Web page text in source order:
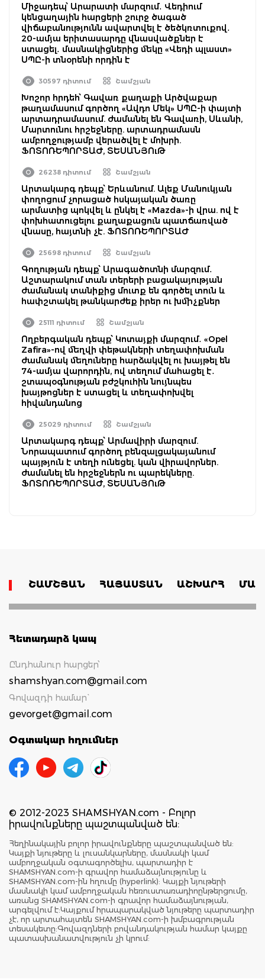
Միջադեպ՝ Արարատի մարզում․ Վեդիում
կենցաղային հարցերի շուրջ ծագած
վիճաբանությունն ավարտվել է ծեծկռտուքով․
20-ամյա երիտասարդը վնասվածքներ է
ստացել․ մասնակիցներից մեկը «Վեդի պլաստ»
ՍՊԸ-ի տնօրենի որդին է
30597 դիտում Շամշյան
Խոշոր հրդեհ՝ Գավառ քաղաքի Արծվաքար
թաղամասում գործող «Ավդո Մեկ» ՍՊԸ-ի փայտի
արտադրամասում. ժամանել են Գավառի, Սևանի,
Մարտունու հրշեջները. արտադրամասն
ամբողջությամբ վերածվել է մոխրի.
ՖՈՏՈՌԵՊՈՐՏԱԺ, ՏԵՍԱՆՅՈւԹ
26238 դիտում Շամշյան
Արտակարգ դեպք՝ Երևանում. Ալեք Մանուկյան
փողոցում չորացած հսկայական ծառը
արմատից պոկվել և ընկել է «Mazda»-ի վրա. ով է
փոխհատուցելու քաղաքացուն պատճառված
վնասը, հայտնի չէ. ՖՈՏՈՌԵՊՈՐՏԱԺ
25698 դիտում Շամշյան
Գողության դեպք՝ Արագածոտնի մարզում․
Աշտարակում տան տերերի բացակայության
ժամանակ տանիքից մուտք են գործել տուն և
հափշտակել թանկարժեք իրեր ու խմիչքներ
25111 դիտում Շամշյան
Ողբերգական դեպք՝ Կոտայքի մարզում․ «Opel
Zafira»-ով մեղվի փեթակների տեղափոխման
ժամանակ մեղուները հարձակվել ու խայթել են
74-ամյա վարորդին, ով տեղում մահացել է․
շտապօգնության բժշկուհին նույնպես
խայթոցներ է ստացել և տեղափոխվել
հիվանդանոց
25029 դիտում Շամշյան
Արտակարգ դեպք՝ Արմավիրի մարզում.
Նորապատում գործող բենզալցակայանում
պայթյուն է տեղի ունեցել. կան վիրավորներ.
ժամանել են հրշեջներն ու պարեկները.
ՖՈՏՈՌԵՊՈՐՏԱԺ, ՏԵՍԱՆՅՈւԹ
ՇԱՄՇՅԱՆ ՀԱՅԱՍՏԱՆ ԱՇԽԱՐՀ
Հետադարձ կապ
Ընդհանուր հարցեր՝
shamshyan.com@gmail.com
Գովազդի համար`
gevorget@gmail.com
Օգտակար հղումներ
© 2012-2023 SHAMSHYAN.com - Բոլոր
իրավունքները պաշտպանված են:
Հեղինակային բոլոր իրավունքները պաշտպանված են:
Կայքի նյութերը և լուսանկարները, մասնակի կամ
ամբողջական օգտագործելիս, պարտադիր է
SHAMSHYAN.com-ի գրավոր համաձայնությունը և
SHAMSHYAN.com-ին հղումը (hyperlink): Կայքի նյութերի
մասնակի կամ ամբողջական հեռուստառադիոընթերցումը,
առանց SHAMSHYAN.com-ի գրավոր համաձայնության,
արգելվում է:Կայքում հրապարակված նյութերը պարտադիր
չէ, որ արտահայտեն SHAMSHYAN.com-ի խմբագրության
տեսակետը:Գովազդների բովանդակության համար կայքը
պատասխանատվություն չի կրում: